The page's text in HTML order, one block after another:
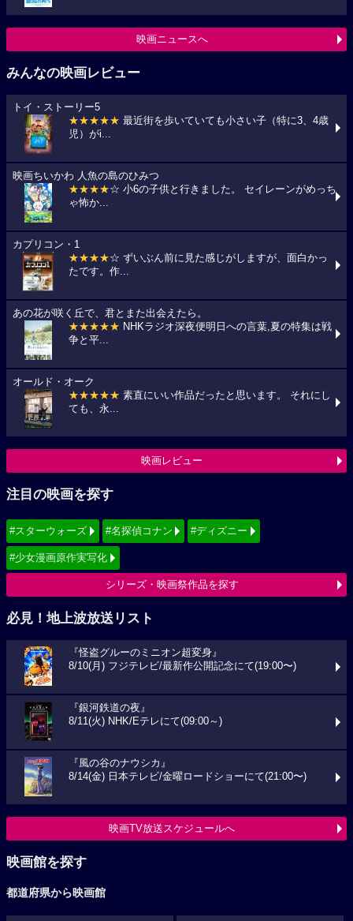
映画ニュースへ
みんなの映画レビュー
トイ・ストーリー5
★★★★★ 最近街を歩いていても小さい子（特に3、4歳
児）がi...
映画ちいかわ 人魚の島のひみつ
★★★★☆ 小6の子供と行きました。 セイレーンがめっち
ゃ怖か...
カプリコン・1
★★★★☆ ずいぶん前に見た感じがしますが、面白かっ
たです。作...
あの花が咲く丘で、君とまた出会えたら。
★★★★★ NHKラジオ深夜便明日への言葉,夏の特集は戦
争と平...
オールド・オーク
★★★★★ 素直にいい作品だったと思います。 それにし
ても、永...
映画レビュー
注目の映画を探す
#スターウォーズ #名探偵コナン #ディズニー
#少女漫画原作実写化
シリーズ・映画祭作品を探す
必見！地上波放送リスト
『怪盗グルーのミニオン超変身』
8/10(月) フジテレビ/最新作公開記念にて(19:00〜)
『銀河鉄道の夜』
8/11(火) NHK/Eテレにて(09:00～)
『風の谷のナウシカ』
8/14(金) 日本テレビ/金曜ロードショーにて(21:00〜)
映画TV放送スケジュールへ
映画館を探す
都道府県から映画館